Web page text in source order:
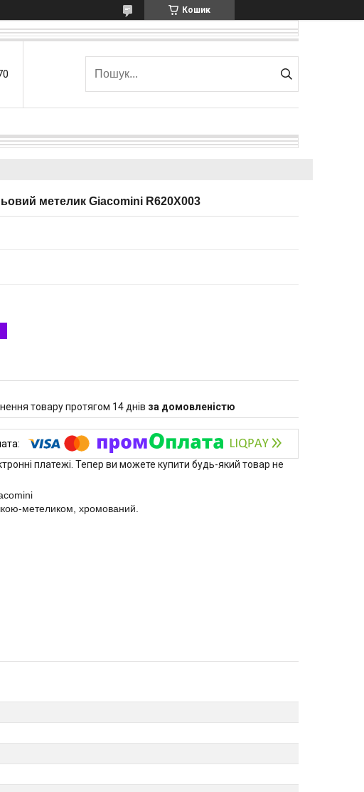
Кошик
метелик Giacomini R620X003
товару протягом 14 днів за домовленістю
платежі. Тепер ви можете купити будь-який товар не
метеликом, хромований.